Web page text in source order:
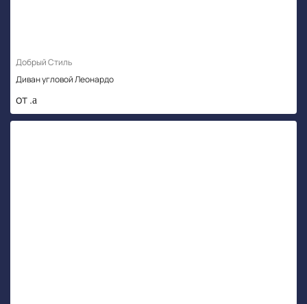
Добрый Стиль
Диван угловой Леонардо
от .